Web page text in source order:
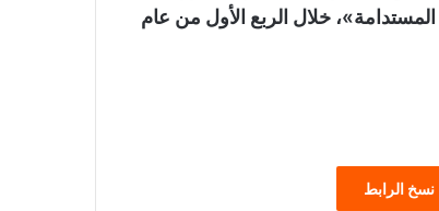
خلال الربع الأول من عام
نسخ الرابط